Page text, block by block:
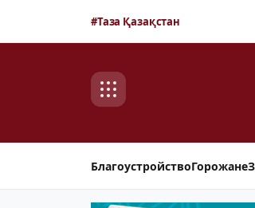
#Таза Қазақстан
БлагоустройствоГорожане